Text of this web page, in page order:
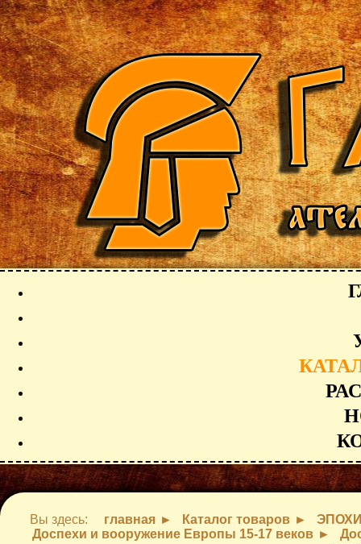
Вы здесь: главная Каталог товаров
Доспехи и вооружение Европы 15-17 веков